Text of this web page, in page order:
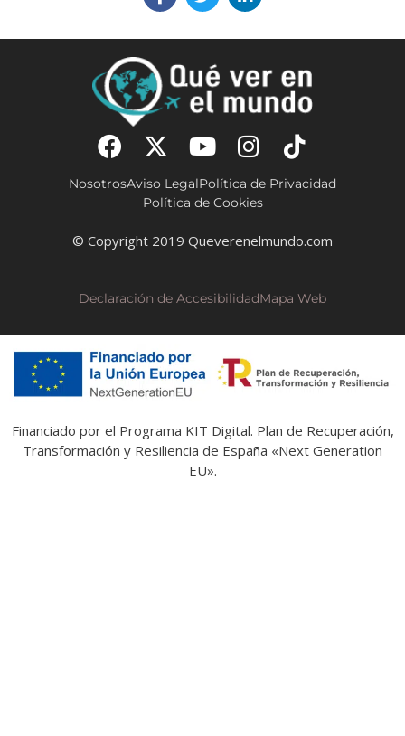
NosotrosAviso LegalPolítica de Privacidad
Política de Cookies
© Copyright 2019 Queverenelmundo.com
Declaración de AccesibilidadMapa Web
Financiado por el Programa KIT Digital. Plan de Recuperación,
Transformación y Resiliencia de España «Next Generation
EU».